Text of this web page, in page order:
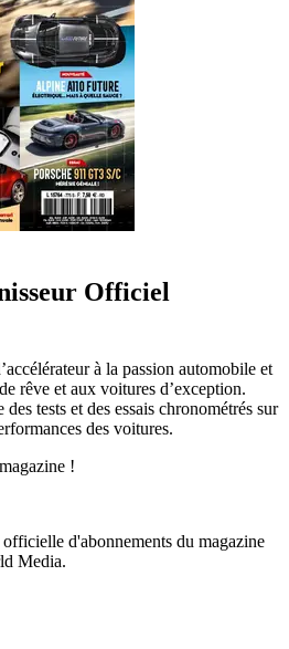
Officiel
à la passion automobile et
rêve et aux voitures d’exception.
tests et des essais chronométrés sur
des voitures.
!
d'abonnements du magazine
Media.